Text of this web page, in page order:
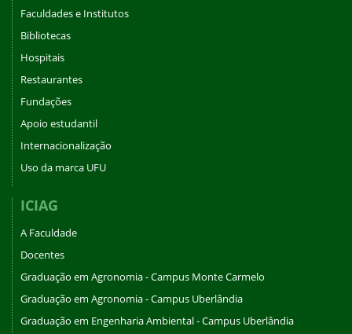
Faculdades e Institutos
Bibliotecas
Hospitais
Restaurantes
Fundações
Apoio estudantil
Internacionalização
Uso da marca UFU
ICIAG
A Faculdade
Docentes
Graduação em Agronomia - Campus Monte Carmelo
Graduação em Agronomia - Campus Uberlândia
Graduação em Engenharia Ambiental - Campus Uberlândia